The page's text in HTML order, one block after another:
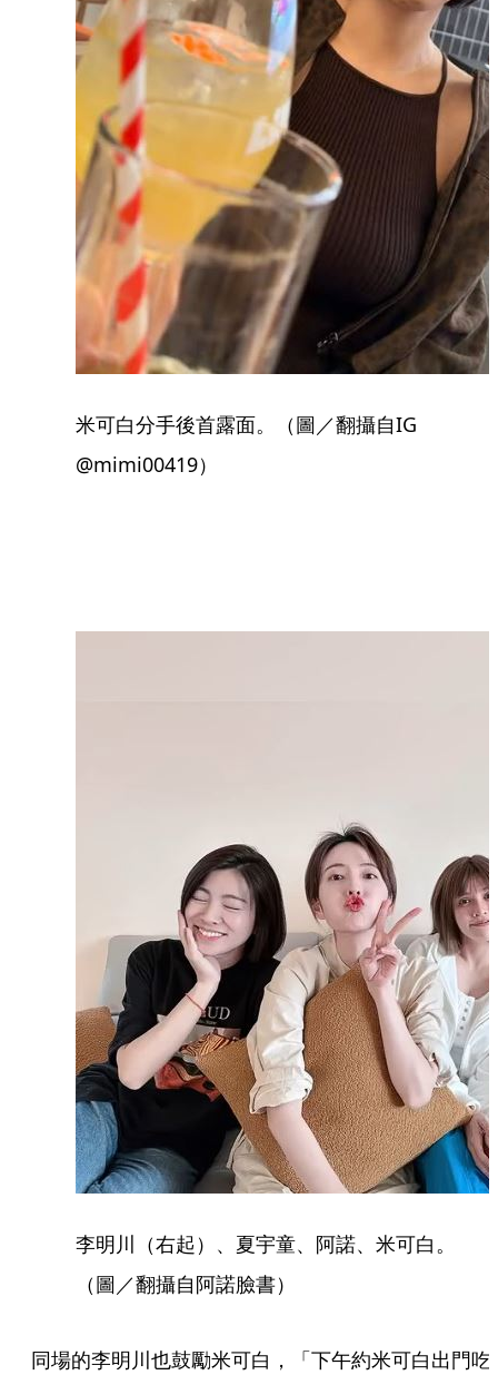
米可白分手後首露面。（圖／翻攝自IG
@mimi00419）
李明川（右起）、夏宇童、阿諾、米可白。
（圖／翻攝自阿諾臉書）
同場的李明川也鼓勵米可白，「下午約米可白出門吃